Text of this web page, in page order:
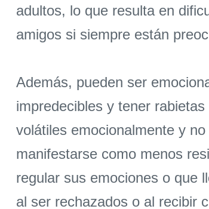
adultos, lo que resulta en
amigos si siempre están
Además, pueden ser
impredecibles y tener
volátiles emocionalmente y
manifestarse como menos
regular sus emociones o que
al ser rechazados o al recibir